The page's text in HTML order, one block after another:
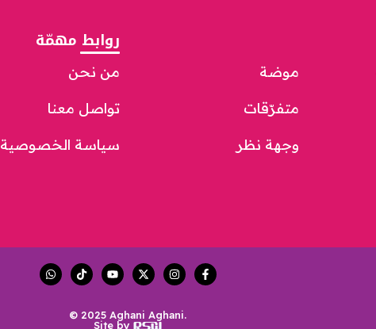
موضة
متفرّقات
وجهة نظر
روابط مهمّة
من نحن
تواصل معنا
سياسة الخصوصية
© 2025 Aghani Aghani.
Site by